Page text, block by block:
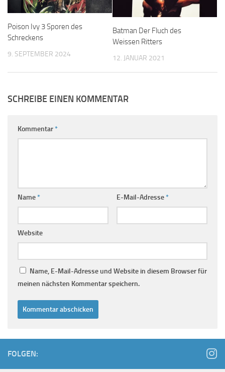
Poison Ivy 3 Sporen des
Schreckens
9. SEPTEMBER 2024
Batman Der Fluch des
Weissen Ritters
12. JANUAR 2021
SCHREIBE EINEN KOMMENTAR
Kommentar*
Name* E-Mail-Adresse*
Website
Name, E-Mail-Adresse und Website in diesem Browser für
meinen nächsten Kommentar speichern.
FOLGEN: